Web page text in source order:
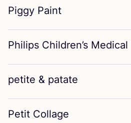
Piggy Paint
Philips Children’s
petite & patate
Petit Collage